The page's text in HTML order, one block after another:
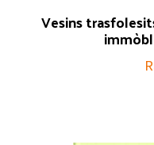
Vesins